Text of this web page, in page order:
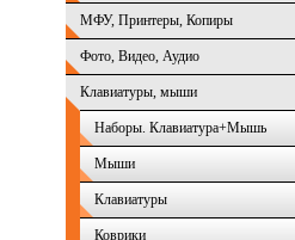
МФУ, Принтеры, Копиры
Фото, Видео, Аудио
Клавиатуры, мыши
Наборы. Клавиатура+Мышь
Мыши
Клавиатуры
Коврики